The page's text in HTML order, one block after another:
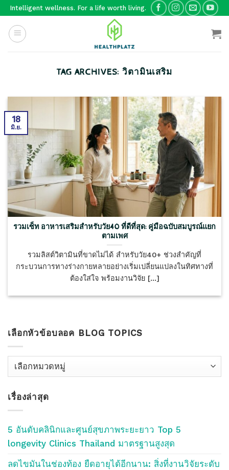
Skip
content
Intelligent wellness. For a life worth living.
TAG ARCHIVES:วิตามินเสริม
รวมเซ็ท อาหารเสริมสำหรับวัย40 ที่ดีที่สุด: คู่มือฉบับสมบูรณ์แยก
ตามเพศ
รวมลิสต์วิตามินที่ขาดไม่ได้ สำหรับวัย40+ ช่วงสำคัญที่
กระบวนการทางร่างกายหลายอย่างเริ่มเปลี่ยนแปลงในทิศทางที่
ต้องใส่ใจ พร้อมงานวิจัย [...]
18
มิ.ย.
เลือกหัวข้อบลอค BLOG TOPICS
เลือก
บลอค
Blog
เรื่องล่าสุด
5 อันดับคลินิกและศูนย์สุขภาพระยะยาว Top 5
longevity Clinics Thailand มาตรฐานสูงสุด
ลดไขมันในช่องท้อง ยืดอายุได้อีกนาน: สิ่งที่งานวิจัยระดับ